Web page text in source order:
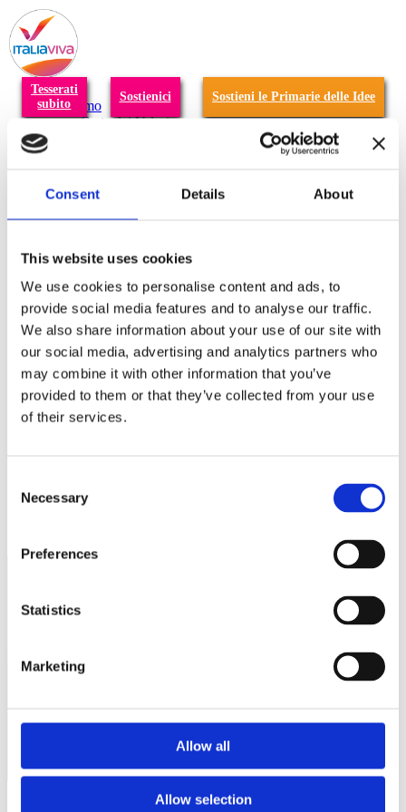
Consent Details About
This website uses cookies
We use cookies to personalise content and ads, to
provide social media features and to analyse our traffic.
We also share information about your use of our site with
our social media, advertising and analytics partners who
may combine it with other information that you’ve
provided to them or that they’ve collected from your use
of their services.
Selection
Necessary
Preferences
Statistics
Marketing
Allow all
Allow selection
Tesserati
subito
Sostienici Sostieni le Primarie delle Idee
Chi siamo
Carta dei Valori
Congresso 2023
Partecipa
Eventi
2x1000 – C46
Scuola di formazione Meritare l’Europa
Materiali e grafiche
Registrazione Leopolda 14 - 2026
Radio Leopolda
News
Interviste
Interventi
News dal territorio
Enews
Sostienici
Italia Viva Mantova - Medio